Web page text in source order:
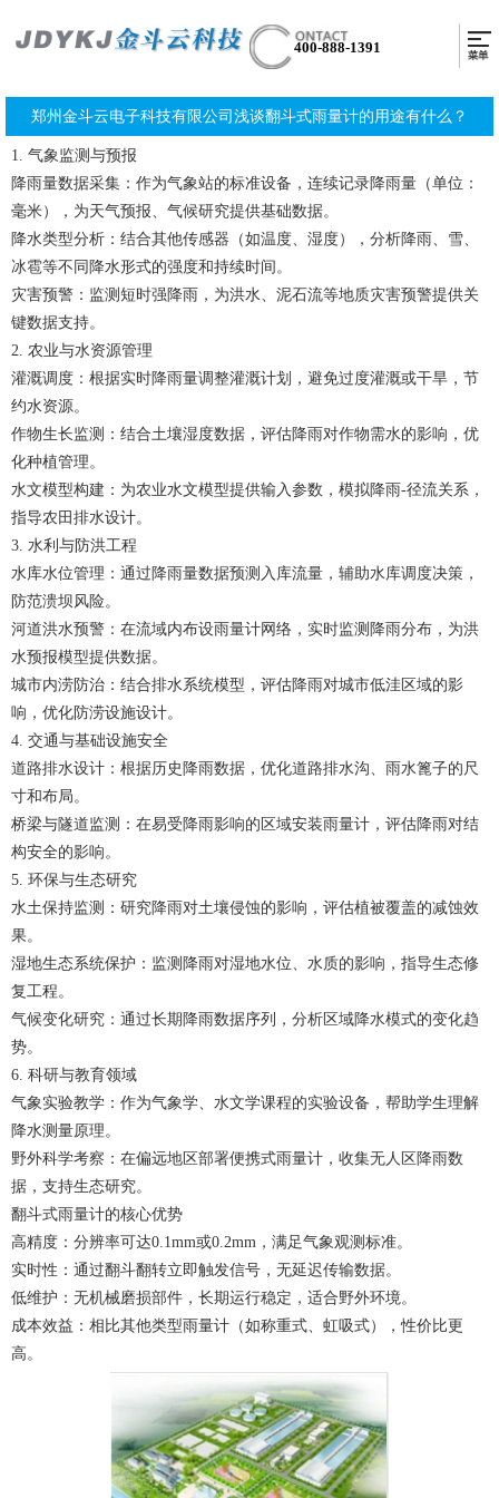
400-888-1391
郑州金斗云电子科技有限公司浅谈翻斗式雨量计的用途有什么？
1. 气象监测与预报
降雨量数据采集：作为气象站的标准设备，连续记录降雨量（单位：
毫米），为天气预报、气候研究提供基础数据。
降水类型分析：结合其他传感器（如温度、湿度），分析降雨、雪、
冰雹等不同降水形式的强度和持续时间。
灾害预警：监测短时强降雨，为洪水、泥石流等地质灾害预警提供关
键数据支持。
2. 农业与水资源管理
灌溉调度：根据实时降雨量调整灌溉计划，避免过度灌溉或干旱，节
约水资源。
作物生长监测：结合土壤湿度数据，评估降雨对作物需水的影响，优
化种植管理。
水文模型构建：为农业水文模型提供输入参数，模拟降雨-径流关系，
指导农田排水设计。
3. 水利与防洪工程
水库水位管理：通过降雨量数据预测入库流量，辅助水库调度决策，
防范溃坝风险。
河道洪水预警：在流域内布设雨量计网络，实时监测降雨分布，为洪
水预报模型提供数据。
城市内涝防治：结合排水系统模型，评估降雨对城市低洼区域的影
响，优化防涝设施设计。
4. 交通与基础设施安全
道路排水设计：根据历史降雨数据，优化道路排水沟、雨水篦子的尺
寸和布局。
桥梁与隧道监测：在易受降雨影响的区域安装雨量计，评估降雨对结
构安全的影响。
5. 环保与生态研究
水土保持监测：研究降雨对土壤侵蚀的影响，评估植被覆盖的减蚀效
果。
湿地生态系统保护：监测降雨对湿地水位、水质的影响，指导生态修
复工程。
气候变化研究：通过长期降雨数据序列，分析区域降水模式的变化趋
势。
6. 科研与教育领域
气象实验教学：作为气象学、水文学课程的实验设备，帮助学生理解
降水测量原理。
野外科学考察：在偏远地区部署便携式雨量计，收集无人区降雨数
据，支持生态研究。
翻斗式雨量计的核心优势
高精度：分辨率可达0.1mm或0.2mm，满足气象观测标准。
实时性：通过翻斗翻转立即触发信号，无延迟传输数据。
低维护：无机械磨损部件，长期运行稳定，适合野外环境。
成本效益：相比其他类型雨量计（如称重式、虹吸式），性价比更
高。